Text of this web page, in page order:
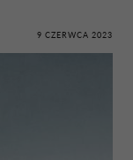
9 CZERWCA 2023